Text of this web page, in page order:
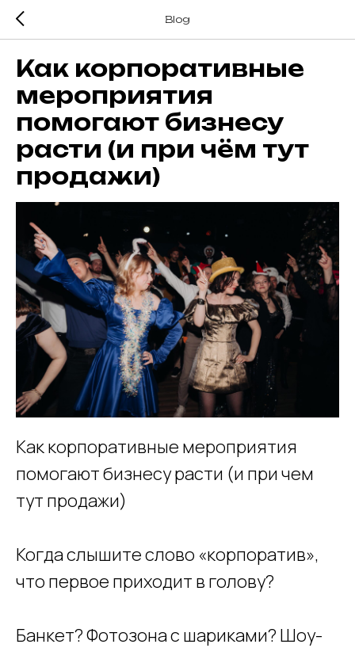
Blog
Как корпоративные
мероприятия
помогают бизнесу
расти (и при чём тут
продажи)
Как корпоративные мероприятия
помогают бизнесу расти (и при чем
тут продажи)
Когда слышите слово «корпоратив»,
что первое приходит в голову?
Банкет? Фотозона с шариками? Шоу-